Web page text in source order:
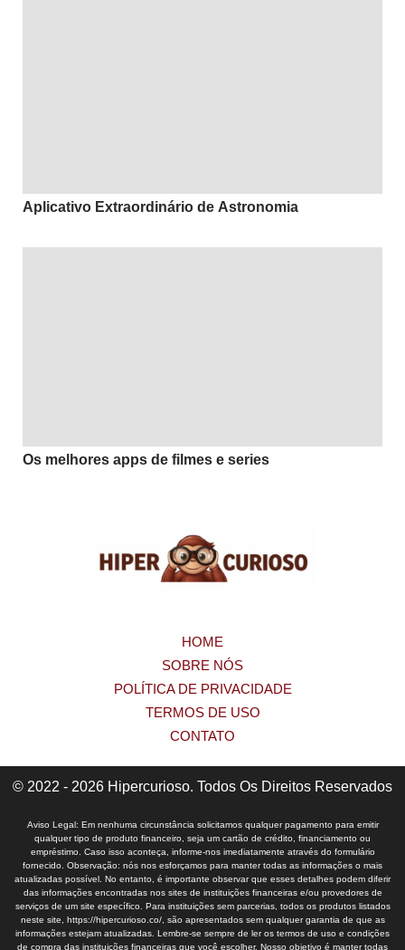
Aplicativo Extraordinário de Astronomia
Os melhores apps de filmes e series
HOME
SOBRE NÓS
POLÍTICA DE PRIVACIDADE
TERMOS DE USO
CONTATO
© 2022 - 2026 Hipercurioso. Todos Os Direitos Reservados
Aviso Legal: Em nenhuma circunstância solicitamos qualquer pagamento para emitir
qualquer tipo de produto financeiro, seja um cartão de crédito, financiamento ou
empréstimo. Caso isso aconteça, informe-nos imediatamente através do formulário
fornecido. Observação: nós nos esforçamos para manter todas as informações o mais
atualizadas possível. No entanto, é importante observar que esses detalhes podem diferir
das informações encontradas nos sites de instituições financeiras e/ou provedores de
serviços de um site específico. Para instituições sem parcerias, todos os produtos listados
neste site, https://hipercurioso.co/, são apresentados sem qualquer garantia de que as
informações estejam atualizadas. Lembre-se sempre de ler os termos de uso e condições
de compra das instituições financeiras que você escolher. Nosso objetivo é manter todas